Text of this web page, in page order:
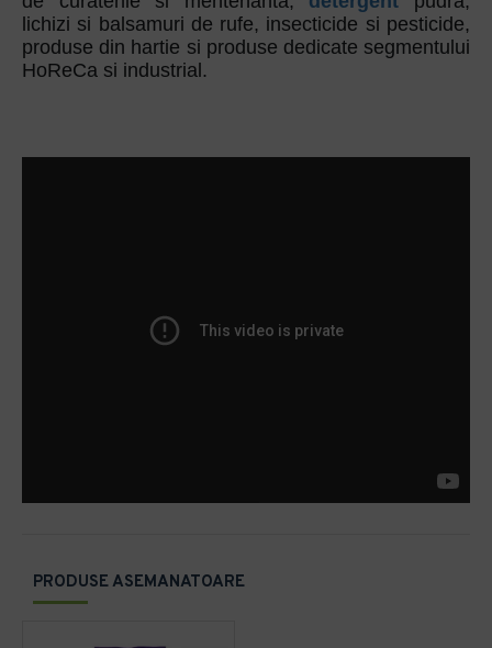
PRODUSE ASEMANATOARE
lichizi si balsamuri de rufe, insecticide si pesticide,
produse din hartie si produse dedicate segmentului
HoReCa si industrial.